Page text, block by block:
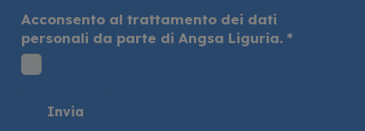
Acconsento al trattamento dei dati
personali da parte di Angsa Liguria. *
Invia